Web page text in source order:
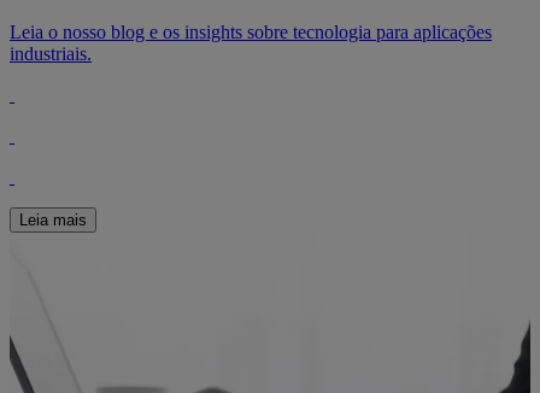
Leia o nosso blog e os insights sobre tecnologia para aplicações
industriais.
Leia mais